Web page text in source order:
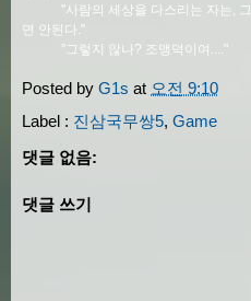
"사람의 세상을 다스리는 자는, 그
면 안된다."
"그렇지 않나? 조맹덕이여...."
Posted by G1s at 오전 9:10
Label : 진삼국무쌍5, Game
댓글 없음:
댓글 쓰기